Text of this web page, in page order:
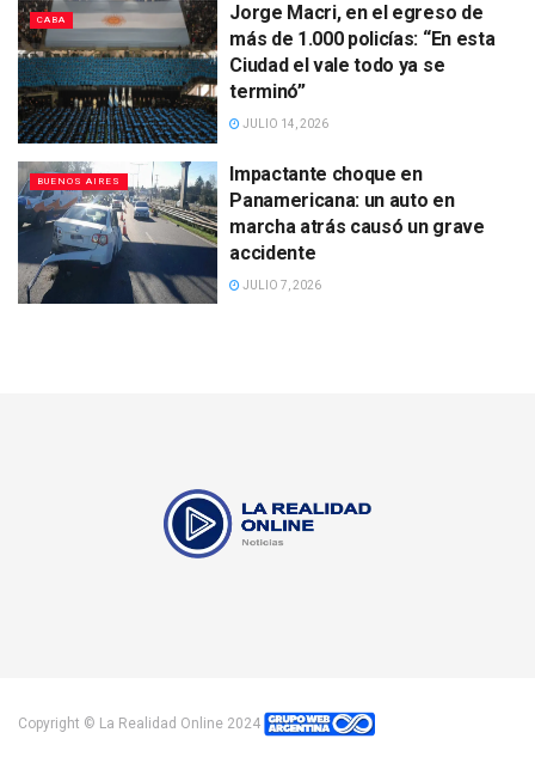
CABA
Jorge Macri, en el egreso de
más de 1.000 policías: “En esta
Ciudad el vale todo ya se
terminó”
JULIO 14, 2026
BUENOS AIRES
Impactante choque en
Panamericana: un auto en
marcha atrás causó un grave
accidente
JULIO 7, 2026
Copyright © La Realidad Online 2024